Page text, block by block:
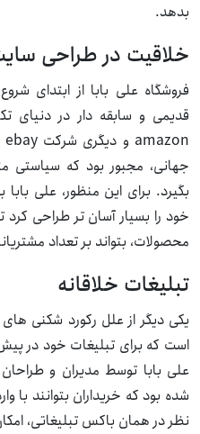
بدهد.
خلاقیت در طراحی
فروشگاه علی بابا از ابتدای
قدیمی و سابقه دار در دنیای
جهانی، مجبور بود که سیاستی
بگیرد. برای این منظور، علی
خود را بسیار آسان تر طراحی
محصولات، بتواند بر تعداد
تبلیغات خلاقانه
یکی دیگر از علل رکورد شکنی
است که برای تبلیغات خود در پیش
علی بابا توسط مدیران و
شده بود که خریداران بتوانند با
نظر در همان باکس تبلیغاتی،